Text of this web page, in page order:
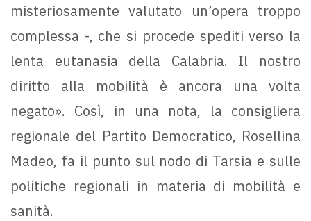
misteriosamente valutato un’opera troppo
complessa -, che si procede spediti verso la
lenta eutanasia della Calabria. Il nostro
diritto alla mobilità è ancora una volta
negato». Così, in una nota, la consigliera
regionale del Partito Democratico, Rosellina
Madeo, fa il punto sul nodo di Tarsia e sulle
politiche regionali in materia di mobilità e
sanità.